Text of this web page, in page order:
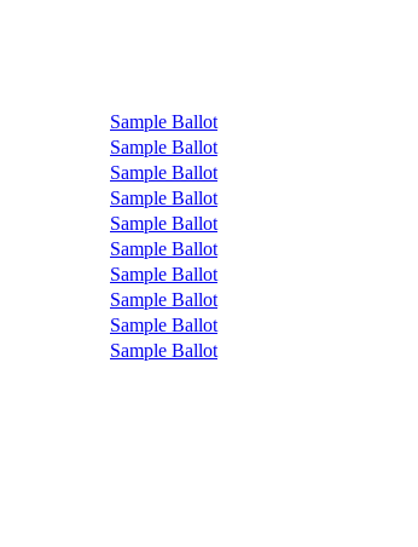
Sample Ballot
Sample Ballot
Sample Ballot
Sample Ballot
Sample Ballot
Sample Ballot
Sample Ballot
Sample Ballot
Sample Ballot
Sample Ballot